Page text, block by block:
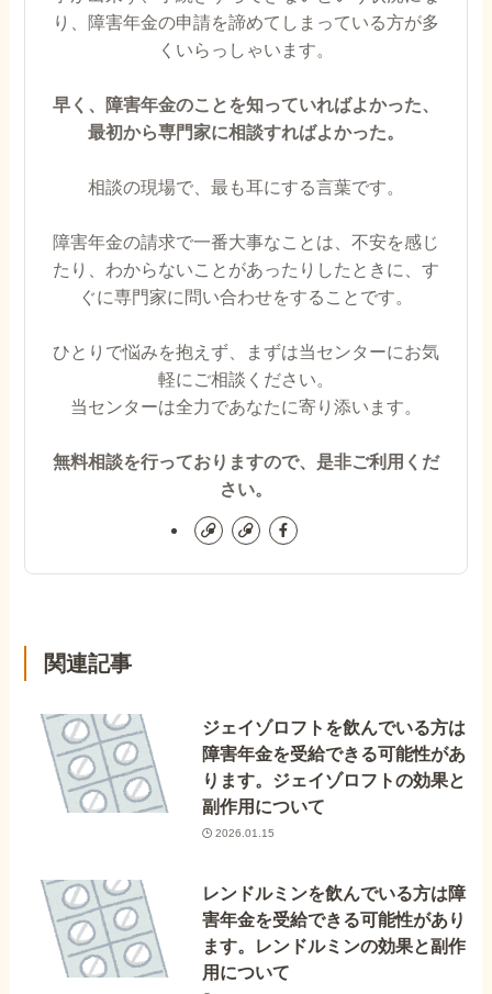
り、障害年金の申請を諦めてしまっている方が多
くいらっしゃいます。
早く、障害年金のことを知っていればよかった、
最初から専門家に相談すればよかった。
相談の現場で、最も耳にする言葉です。
障害年金の請求で一番大事なことは、不安を感じ
たり、わからないことがあったりしたときに、す
ぐに専門家に問い合わせをすることです。
ひとりで悩みを抱えず、まずは当センターにお気
軽にご相談ください。
当センターは全力であなたに寄り添います。
無料相談を行っておりますので、是非ご利用くだ
さい。
関連記事
ジェイゾロフトを飲んでいる方は
障害年金を受給できる可能性があ
ります。ジェイゾロフトの効果と
副作用について
2026.01.15
レンドルミンを飲んでいる方は障
害年金を受給できる可能性があり
ます。レンドルミンの効果と副作
用について